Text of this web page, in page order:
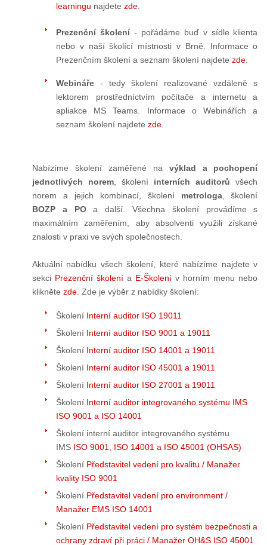
learningu najdete zde.
Prezenční školení- pořádáme buď v sídle klienta
nebo v naší školící místnosti v Brně. Informace o
Prezenčním školení a seznam školení najdete zde.
Webináře- tedy školení realizované vzdáleně s
lektorem prostředníctvím počítače a internetu a
apliakce MS Teams. Informace o Webinářích a
seznam školení najdete zde.
Nabízíme školení zaměřené na výklad a pochopení
jednotlivých norem , školení interních auditorů všech
norem a jejich kombinací, školení metrologa, školení
BOZP a POa další. Všechna školení provádíme s
maximálním zaměřením, aby absolventi využili získané
znalosti v praxi ve svých společnostech.
Aktuální nabídku všech školení, které nabízíme najdete v
sekci Prezenční školení a E-Školení v horním menu nebo
klikněte zde. Zde je výběr z nabídky školení:
Školení Interní auditor ISO 19011
Školení Interní auditor ISO 9001 a 19011
Školení Interní auditor ISO 14001 a 19011
Školení Interní auditor ISO 45001 a 19011
Školení Interní auditor ISO 27001 a 19011
Školení Interní auditor integrovaného systému IMS
ISO 9001 a ISO 14001
Školení interní auditor integrovaného systému
IMS ISO 9001, ISO 14001 a ISO 45001 (OHSAS)
Školení Představitel vedení pro kvalitu / Manažer
kvality ISO 9001
Školení Představitel vedení pro environment /
Manažer EMS ISO 14001
Školení Představitel vedení pro systém bezpečnosti a
ochrany zdraví při práci / Manažer OH&S ISO 45001